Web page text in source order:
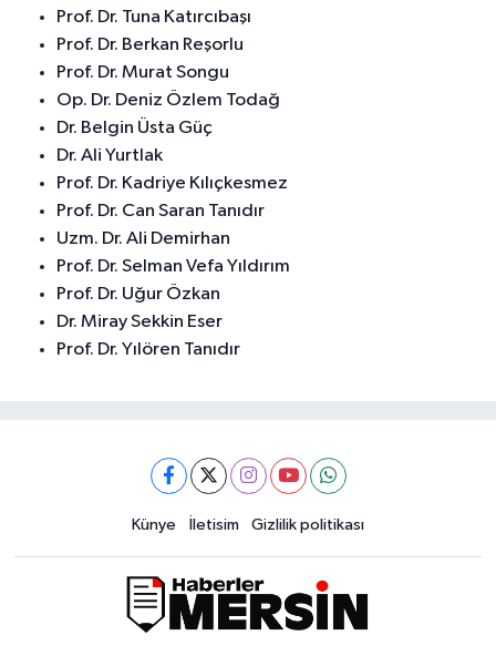
Prof. Dr. Tuna Katırcıbaşı
Prof. Dr. Berkan Reşorlu
Prof. Dr. Murat Songu
Op. Dr. Deniz Özlem Todağ
Dr. Belgin Üsta Güç
Dr. Ali Yurtlak
Prof. Dr. Kadriye Kılıçkesmez
Prof. Dr. Can Saran Tanıdır
Uzm. Dr. Ali Demirhan
Prof. Dr. Selman Vefa Yıldırım
Prof. Dr. Uğur Özkan
Dr. Miray Sekkin Eser
Prof. Dr. Yılören Tanıdır
Künye İletisim Gizlilik politikası